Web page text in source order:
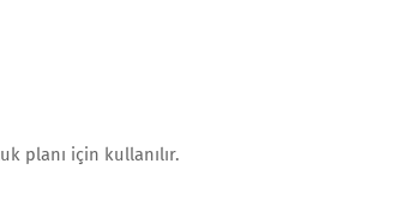
planı için kullanılır.